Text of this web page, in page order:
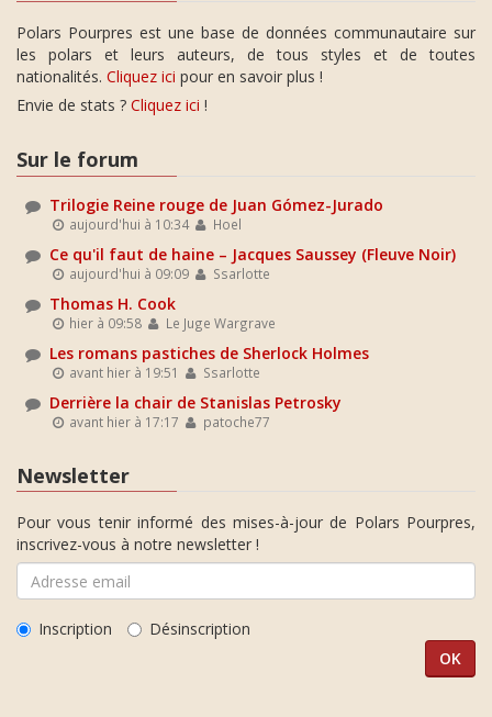
Polars Pourpres est une base de données communautaire sur
les polars et leurs auteurs, de tous styles et de toutes
nationalités. Cliquez ici pour en savoir plus !
Envie de stats ? Cliquez ici !
Sur le forum
Trilogie Reine rouge de Juan Gómez-Jurado
aujourd'hui à 10:34 Hoel
Ce qu'il faut de haine – Jacques Saussey (Fleuve Noir)
aujourd'hui à 09:09 Ssarlotte
Thomas H. Cook
hier à 09:58 Le Juge Wargrave
Les romans pastiches de Sherlock Holmes
avant hier à 19:51 Ssarlotte
Derrière la chair de Stanislas Petrosky
avant hier à 17:17 patoche77
Newsletter
Pour vous tenir informé des mises-à-jour de Polars Pourpres,
inscrivez-vous à notre newsletter !
Inscription Désinscription